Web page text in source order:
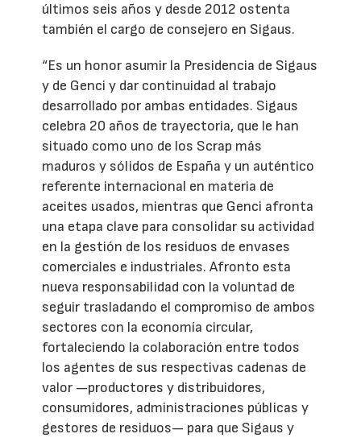
últimos seis años y desde 2012 ostenta
también el cargo de consejero en Sigaus.
“Es un honor asumir la Presidencia de Sigaus
y de Genci y dar continuidad al trabajo
desarrollado por ambas entidades. Sigaus
celebra 20 años de trayectoria, que le han
situado como uno de los Scrap más
maduros y sólidos de España y un auténtico
referente internacional en materia de
aceites usados, mientras que Genci afronta
una etapa clave para consolidar su actividad
en la gestión de los residuos de envases
comerciales e industriales. Afronto esta
nueva responsabilidad con la voluntad de
seguir trasladando el compromiso de ambos
sectores con la economía circular,
fortaleciendo la colaboración entre todos
los agentes de sus respectivas cadenas de
valor —productores y distribuidores,
consumidores, administraciones públicas y
gestores de residuos— para que Sigaus y